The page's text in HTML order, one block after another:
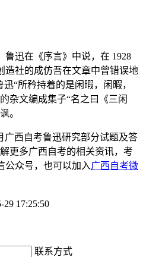
迅在《序言》中说，在 1928
造社的成仿吾在文章中曾错误地
“所矜持着的是闲暇，闲暇，
杂文编成集子“名之曰《三闲
。
西自考鲁迅研究部分试题及答
更多广西自考的相关资讯，考
公众号，也可以加入广西自考微
29 17:25:50
联系方式